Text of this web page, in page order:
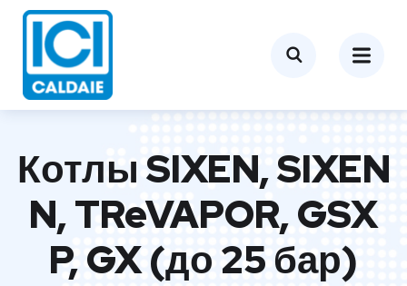
Котлы SIXEN, SIXEN
N, TReVAPOR, GSX
P, GX (до 25 бар)